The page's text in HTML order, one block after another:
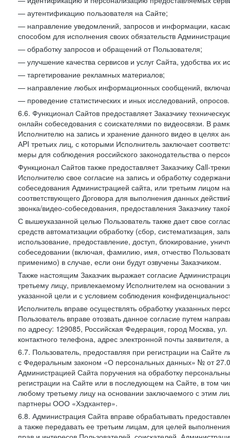
— аутентификацию пользователя на Сайте;
— направление уведомлений, запросов и информации,
способом для исполнения своих обязательств
— обработку запросов и обращений от Пользователя;
— улучшение качества сервисов и услуг Сайта, удобства их
— таргетирование рекламных материалов;
— направление любых информационных сообщений,
— проведение статистических и иных исследований, опросов.
6.6. Функционал Сайтов предоставляет Заказчику
онлайн собеседования с соискателями по видеосвязи. В
Исполнителю на запись и хранение данного видео в целях
АPI третьих лиц, с которыми Исполнитель заключает
меры для соблюдения российского законодательства о
Функционал Сайтов также предоставляет Заказчику Call-
Исполнителю свое согласие на запись и обработку
собеседования Администрацией сайта, или третьим лицом
соответствующего Договора для выполнения данных
звонка/видео-собеседования, предоставления Заказчику
С вышеуказанной целью Пользователь также дает свое
средств автоматизации обработку (сбор, систематизация,
использование, предоставление, доступ, блокирование,
собеседовании (включая, фамилию, имя, отчество
применимо) в случае, если они будут озвучены Заказчиком.
Также настоящим Заказчик выражает согласие
третьему лицу, привлекаемому Исполнителем на основании
указанной цели и с условием соблюдения
Исполнитель вправе осуществлять обработку указанных
Пользователь вправе отозвать данное согласие путем
по адресу: 129085, Российская Федерация, город Москва,
контактного телефона, адрес электронной почты
6.7. Пользователь, предоставляя при регистрации на
с Федеральным законом «О персональных данных» № от
Администрацией Сайта поручения на обработку
регистрации на Сайте или в последующем на Сайте, в том
любому третьему лицу на основании заключаемого с этим
партнеры ООО «Хэдхантер».
6.8. Администрация Сайта вправе обрабатывать
а также передавать ее третьим лицам, для целей